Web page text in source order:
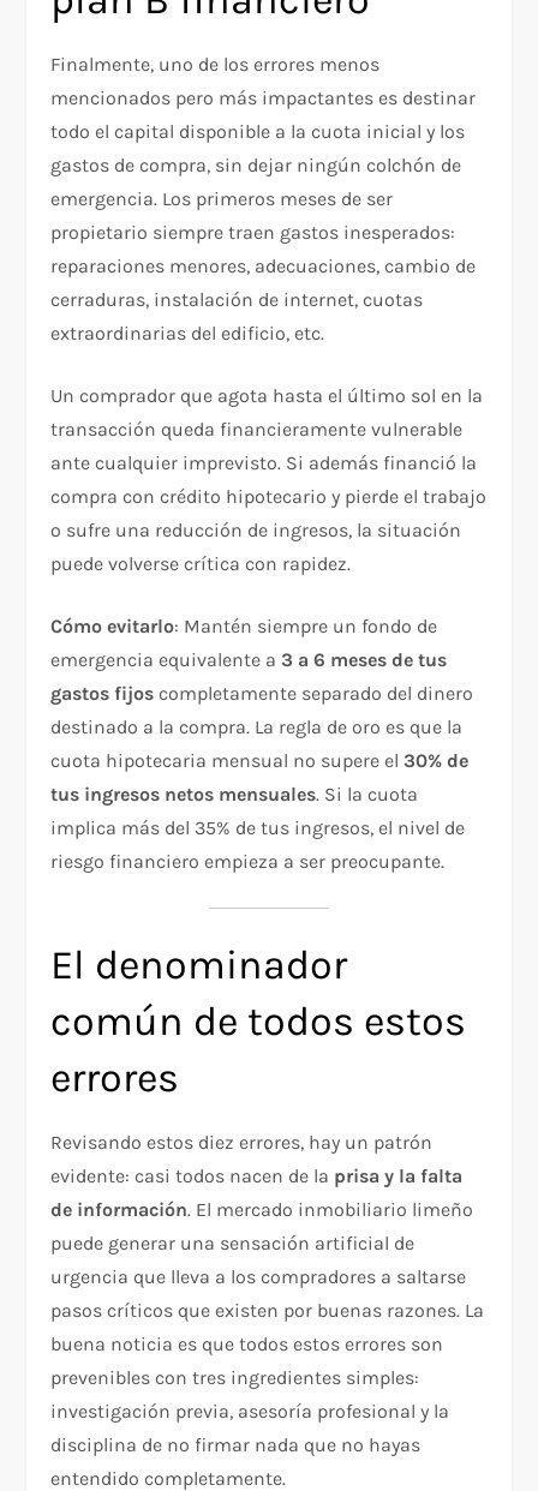
Finalmente, uno de los errores menos
mencionados pero más impactantes es destinar
todo el capital disponible a la cuota inicial y los
gastos de compra, sin dejar ningún colchón de
emergencia. Los primeros meses de ser
propietario siempre traen gastos inesperados:
reparaciones menores, adecuaciones, cambio de
cerraduras, instalación de internet, cuotas
extraordinarias del edificio, etc.
Un comprador que agota hasta el último sol en la
transacción queda financieramente vulnerable
ante cualquier imprevisto. Si además financió la
compra con crédito hipotecario y pierde el trabajo
o sufre una reducción de ingresos, la situación
puede volverse crítica con rapidez.
Cómo evitarlo: Mantén siempre un fondo de
emergencia equivalente a3 a 6 meses de tus
gastos fijos completamente separado del dinero
destinado a la compra. La regla de oro es que la
cuota hipotecaria mensual no supere el30% de
tus ingresos netos mensuales. Si la cuota
implica más del 35% de tus ingresos, el nivel de
riesgo financiero empieza a ser preocupante.
El denominador
común de todos estos
errores
Revisando estos diez errores, hay un patrón
evidente: casi todos nacen de la prisa y la falta
de información. El mercado inmobiliario limeño
puede generar una sensación artificial de
urgencia que lleva a los compradores a saltarse
pasos críticos que existen por buenas razones. La
buena noticia es que todos estos errores son
prevenibles con tres ingredientes simples:
investigación previa, asesoría profesional y la
disciplina de no firmar nada que no hayas
entendido completamente.